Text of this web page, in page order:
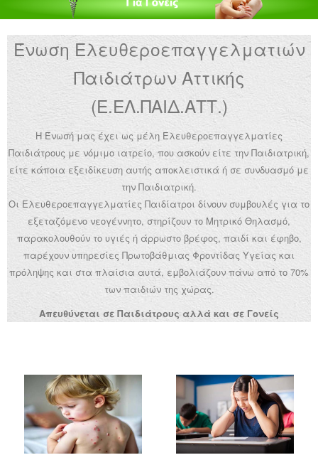
Ένωση Ελευθεροεπαγγελματιών
Παιδιάτρων Αττικής
(Ε.ΕΛ.ΠΑΙΔ.ΑΤΤ.)
Η Ένωσή μας έχει ως μέλη Ελευθεροεπαγγελματίες
Παιδιάτρους με νόμιμο ιατρείο, που ασκούν είτε την Παιδιατρική,
είτε κάποια εξειδίκευση αυτής αποκλειστικά ή σε συνδυασμό με
την Παιδιατρική.
Οι Ελευθεροεπαγγελματίες Παιδίατροι δίνουν συμβουλές για το
εξεταζόμενο νεογέννητο, στηρίζουν το Μητρικό Θηλασμό,
παρακολουθούν το υγιές ή άρρωστο βρέφος, παιδί και έφηβο,
παρέχουν υπηρεσίες Πρωτοβάθμιας Φροντίδας Υγείας και
πρόληψης και στα πλαίσια αυτά, εμβολιάζουν πάνω από το 70%
των παιδιών της χώρας.
Απευθύνεται σε Παιδιάτρους αλλά και σε Γονείς
Ανακοινώσεις
Εργαλεία για Παιδιάτρους
Χρήσιμα Links
Επεξεργασία Προφίλ